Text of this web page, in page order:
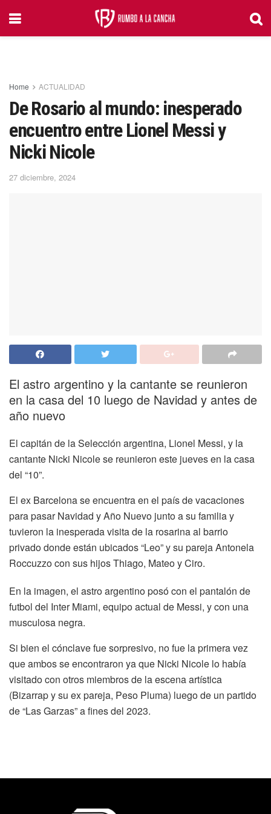
Home ACTUALIDAD
De Rosario al mundo: inesperado
encuentro entre Lionel Messi y
Nicki Nicole
27 diciembre, 2024
El astro argentino y la cantante se reunieron
en la casa del 10 luego de Navidad y antes de
año nuevo
El capitán de la Selección argentina, Lionel Messi, y la
cantante Nicki Nicole se reunieron este jueves en la casa
del “10”.
El ex Barcelona se encuentra en el país de vacaciones
para pasar Navidad y Año Nuevo junto a su familia y
tuvieron la inesperada visita de la rosarina al barrio
privado donde están ubicados “Leo” y su pareja Antonela
Roccuzzo con sus hijos Thiago, Mateo y Ciro.
En la imagen, el astro argentino posó con el pantalón de
futbol del Inter Miami, equipo actual de Messi, y con una
musculosa negra.
Si bien el cónclave fue sorpresivo, no fue la primera vez
que ambos se encontraron ya que Nicki Nicole lo había
visitado con otros miembros de la escena artística
(Bizarrap y su ex pareja, Peso Pluma) luego de un partido
de “Las Garzas” a fines del 2023.